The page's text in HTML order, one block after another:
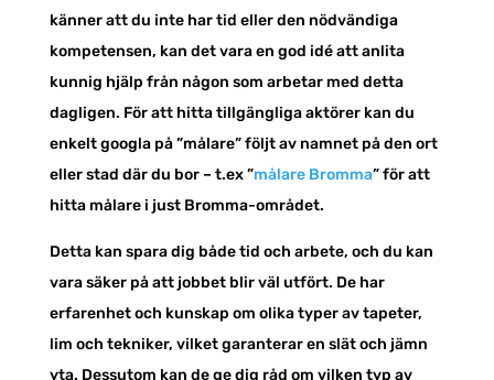
känner att du inte har tid eller den nödvändiga
kompetensen, kan det vara en god idé att anlita
kunnig hjälp från någon som arbetar med detta
dagligen. För att hitta tillgängliga aktörer kan du
enkelt googla på ”målare” följt av namnet på den ort
eller stad där du bor – t.ex ”målare Bromma” för att
hitta målare i just Bromma-området.
Detta kan spara dig både tid och arbete, och du kan
vara säker på att jobbet blir väl utfört. De har
erfarenhet och kunskap om olika typer av tapeter,
lim och tekniker, vilket garanterar en slät och jämn
yta. Dessutom kan de ge dig råd om vilken typ av